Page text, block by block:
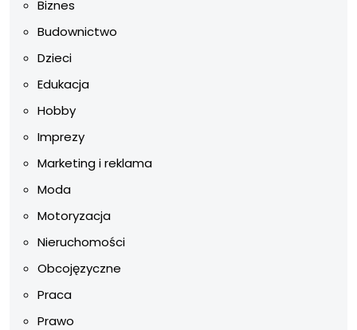
Biznes
Budownictwo
Dzieci
Edukacja
Hobby
Imprezy
Marketing i reklama
Moda
Motoryzacja
Nieruchomości
Obcojęzyczne
Praca
Prawo